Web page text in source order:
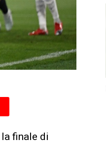
finale di